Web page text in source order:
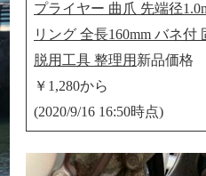
プライヤー 曲爪 先端径
リング 全長160mm バネ
脱用工具 整理用 新品価格
￥1,280から
(2020/9/16 16:50時点)